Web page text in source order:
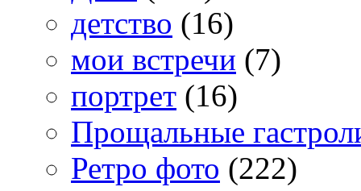
детство (16)
мои встречи (7)
портрет (16)
Прощальные
Ретро фото (222)